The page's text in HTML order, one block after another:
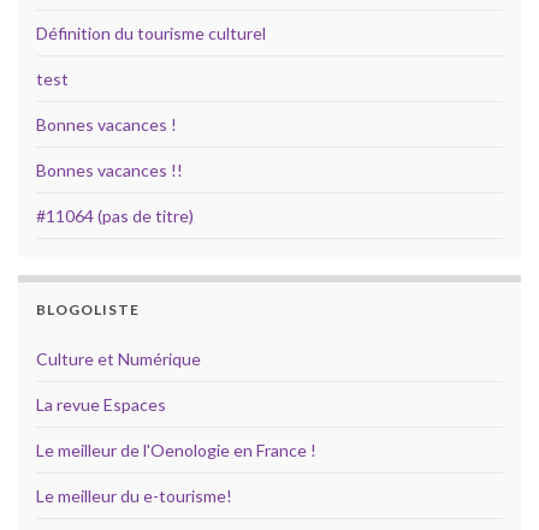
Définition du tourisme culturel
test
Bonnes vacances !
Bonnes vacances !!
#11064 (pas de titre)
BLOGOLISTE
Culture et Numérique
La revue Espaces
Le meilleur de l'Oenologie en France !
Le meilleur du e-tourisme!